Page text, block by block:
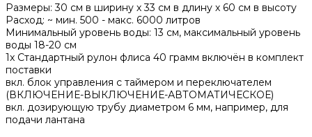
Размеры: 30 см в ширину х 33 см в длину х 60 см в высоту
Расход: ~ мин. 500 - макс. 6000 литров
Минимальный уровень воды: 13 см, максимальный уровень
воды 18-20 см
1x Стандартный рулон флиса 40 грамм включён в комплект
поставки
вкл. блок управления с таймером и переключателем
(ВКЛЮЧЕНИЕ-ВЫКЛЮЧЕНИЕ-АВТОМАТИЧЕСКОЕ)
вкл. дозирующую трубу диаметром 6 мм, например, для
подачи лантана